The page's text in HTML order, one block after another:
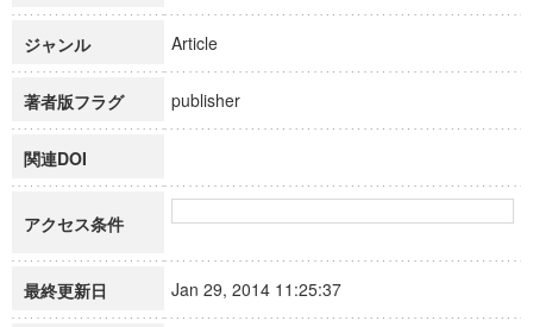
ジャンル Article
著者版フラグ publisher
関連DOI
アクセス条件
最終更新日 Jan 29, 2014 11:25:37